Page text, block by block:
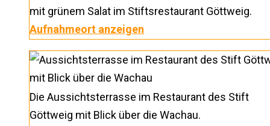
mit grünem Salat im Stiftsrestaurant Göttweig.
Aufnahmeort anzeigen
Die Aussichtsterrasse im Restaurant des Stift
Göttweig mit Blick über die Wachau.